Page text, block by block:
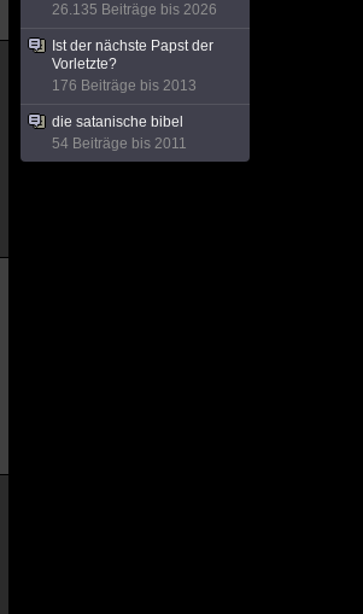
26.135 Beiträge bis 2026
Ist der nächste Papst der
Vorletzte?
176 Beiträge bis 2013
die satanische bibel
54 Beiträge bis 2011